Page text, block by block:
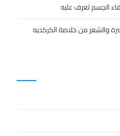
الجسم تعرف عليه
والشعر من خلاصة الكركديه